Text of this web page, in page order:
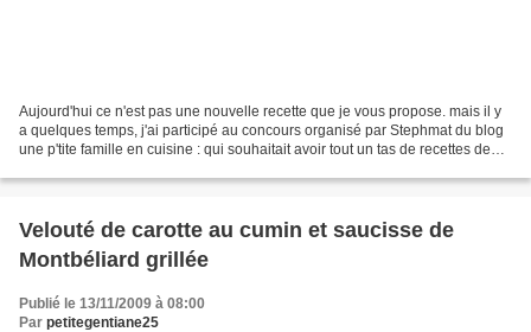
Aujourd'hui ce n'est pas une nouvelle recette que je vous propose. mais il y
a quelques temps, j'ai participé au concours organisé par Stephmat du blog
une p'tite famille en cuisine : qui souhaitait avoir tout un tas de recettes de
Velouté de carotte au cumin et saucisse de
Montbéliard grillée
Publié le 13/11/2009 à 08:00
Par petitegentiane25